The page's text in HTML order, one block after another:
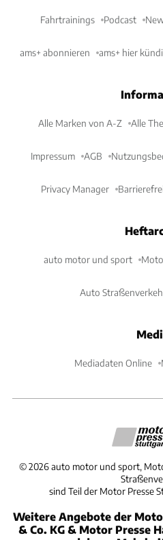
Fahrtrainings Podcast
ams+ abonnieren ams+ hier
Alle Marken von A-Z Alle
Impressum AGB
Privacy Manager
auto motor und sport
Auto
Mediadaten Online
©2026 auto motor und sport,
sind Teil der Motor Presse
Weitere Angebote der
& Co. KG & Motor Presse